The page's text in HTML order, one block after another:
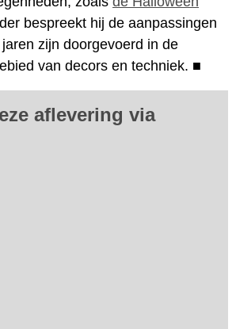
bespreekt hij de aanpassingen
zijn doorgevoerd in de
van decors en techniek. ■
aflevering via